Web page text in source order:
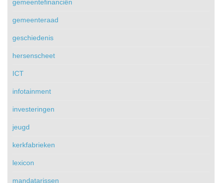
gemeentefinanciën
gemeenteraad
geschiedenis
hersenscheet
ICT
infotainment
investeringen
jeugd
kerkfabrieken
lexicon
mandatarissen